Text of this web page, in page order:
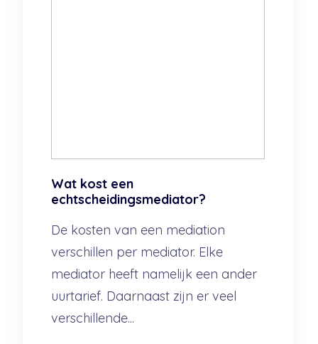
Wat kost een
echtscheidingsmediator?
De kosten van een mediation
verschillen per mediator. Elke
mediator heeft namelijk een ander
uurtarief. Daarnaast zijn er veel
verschillende...